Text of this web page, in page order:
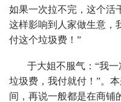
如果一次拉不完，这个活
这样影响到人家做生意，
付这个垃圾费！”
于大姐不服气：“我
垃圾费，我付就付！”。
间，再说一般都是在商铺